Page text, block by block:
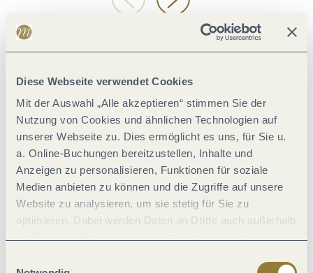
Diese Webseite verwendet Cookies
Mit der Auswahl „Alle akzeptieren“ stimmen Sie der
Nutzung von Cookies und ähnlichen Technologien auf
unserer Webseite zu. Dies ermöglicht es uns, für Sie u.
a. Online-Buchungen bereitzustellen, Inhalte und
Anzeigen zu personalisieren, Funktionen für soziale
Medien anbieten zu können und die Zugriffe auf unsere
Website zu analysieren, um sie stetig für Sie zu
optimieren. Dabei werden Daten an Dritte auch außerhalb
jederzeit widerrufen werden. Mit der Auswahl "Alle
Für Mutige und Trittsichere ist der Erdener Kletterwegein fast
schon alpiner Adrenalinkick – ideal auch für gut trainierte
Kilometer lang in die Wildnis.Schnecke Lottalädt auf dem
Themenweg Lösnich -
um Rätseln und
zum Entdecken der Elemente Erde, Luft und Wasser ein. So
geht Naturbildung auf die spielerische Art – mit viel
Bewegung an der frischen Luft und am Ende mit mehr Wissen
für‘s ganze Leben im Gepäck.